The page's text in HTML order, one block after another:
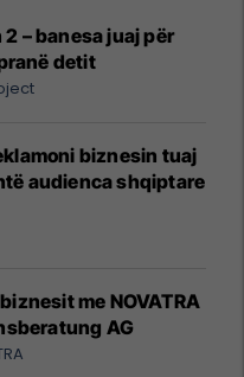
– banesa juaj për
detit
biznesin tuaj
audienca shqiptare
me NOVATRA
AG